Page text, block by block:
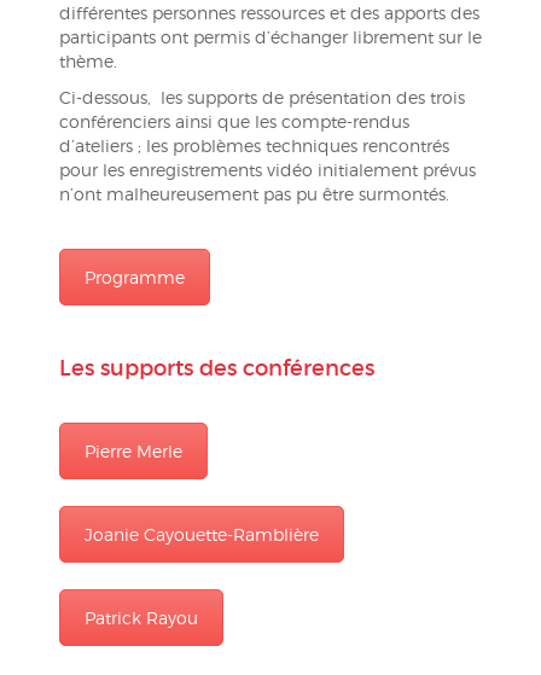
différentes personnes ressources et des apports des
participants ont permis d’échanger librement sur le
thème.
Ci-dessous, les supports de présentation des trois
conférenciers ainsi que les compte-rendus
d’ateliers ; les problèmes techniques rencontrés
pour les enregistrements vidéo initialement prévus
n’ont malheureusement pas pu être surmontés.
Programme
Les supports des conférences
Pierre Merle
Joanie Cayouette-Ramblière
Patrick Rayou